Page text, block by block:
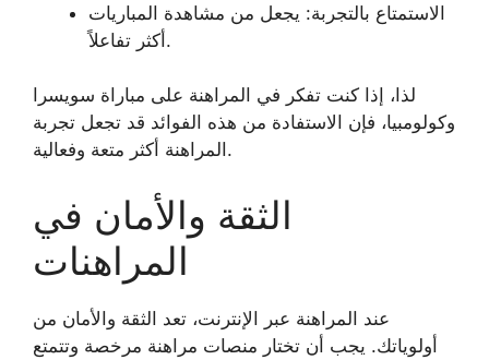
الاستمتاع بالتجربة: يجعل من مشاهدة المباريات
أكثر تفاعلاً.
لذا، إذا كنت تفكر في المراهنة على مباراة سويسرا
وكولومبيا، فإن الاستفادة من هذه الفوائد قد تجعل تجربة
المراهنة أكثر متعة وفعالية.
الثقة والأمان في
المراهنات
عند المراهنة عبر الإنترنت، تعد الثقة والأمان من
أولوياتك. يجب أن تختار منصات مراهنة مرخصة وتتمتع